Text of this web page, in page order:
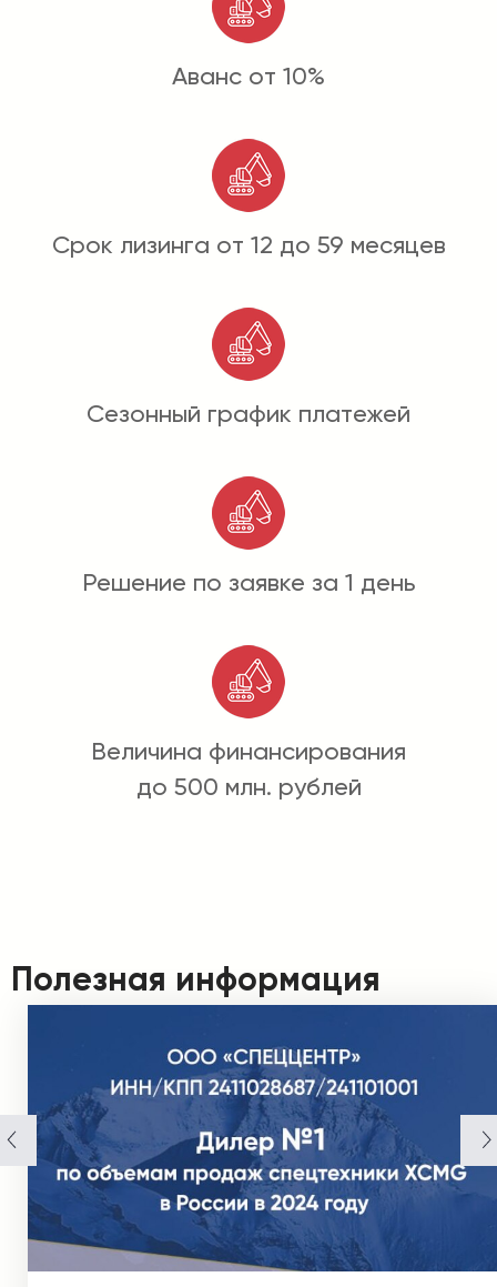
Аванс от 10%
Срок лизинга от 12 до 59 месяцев
Сезонный график платежей
Решение по заявке за 1 день
Величина финансирования
до 500 млн. рублей
Полезная информация